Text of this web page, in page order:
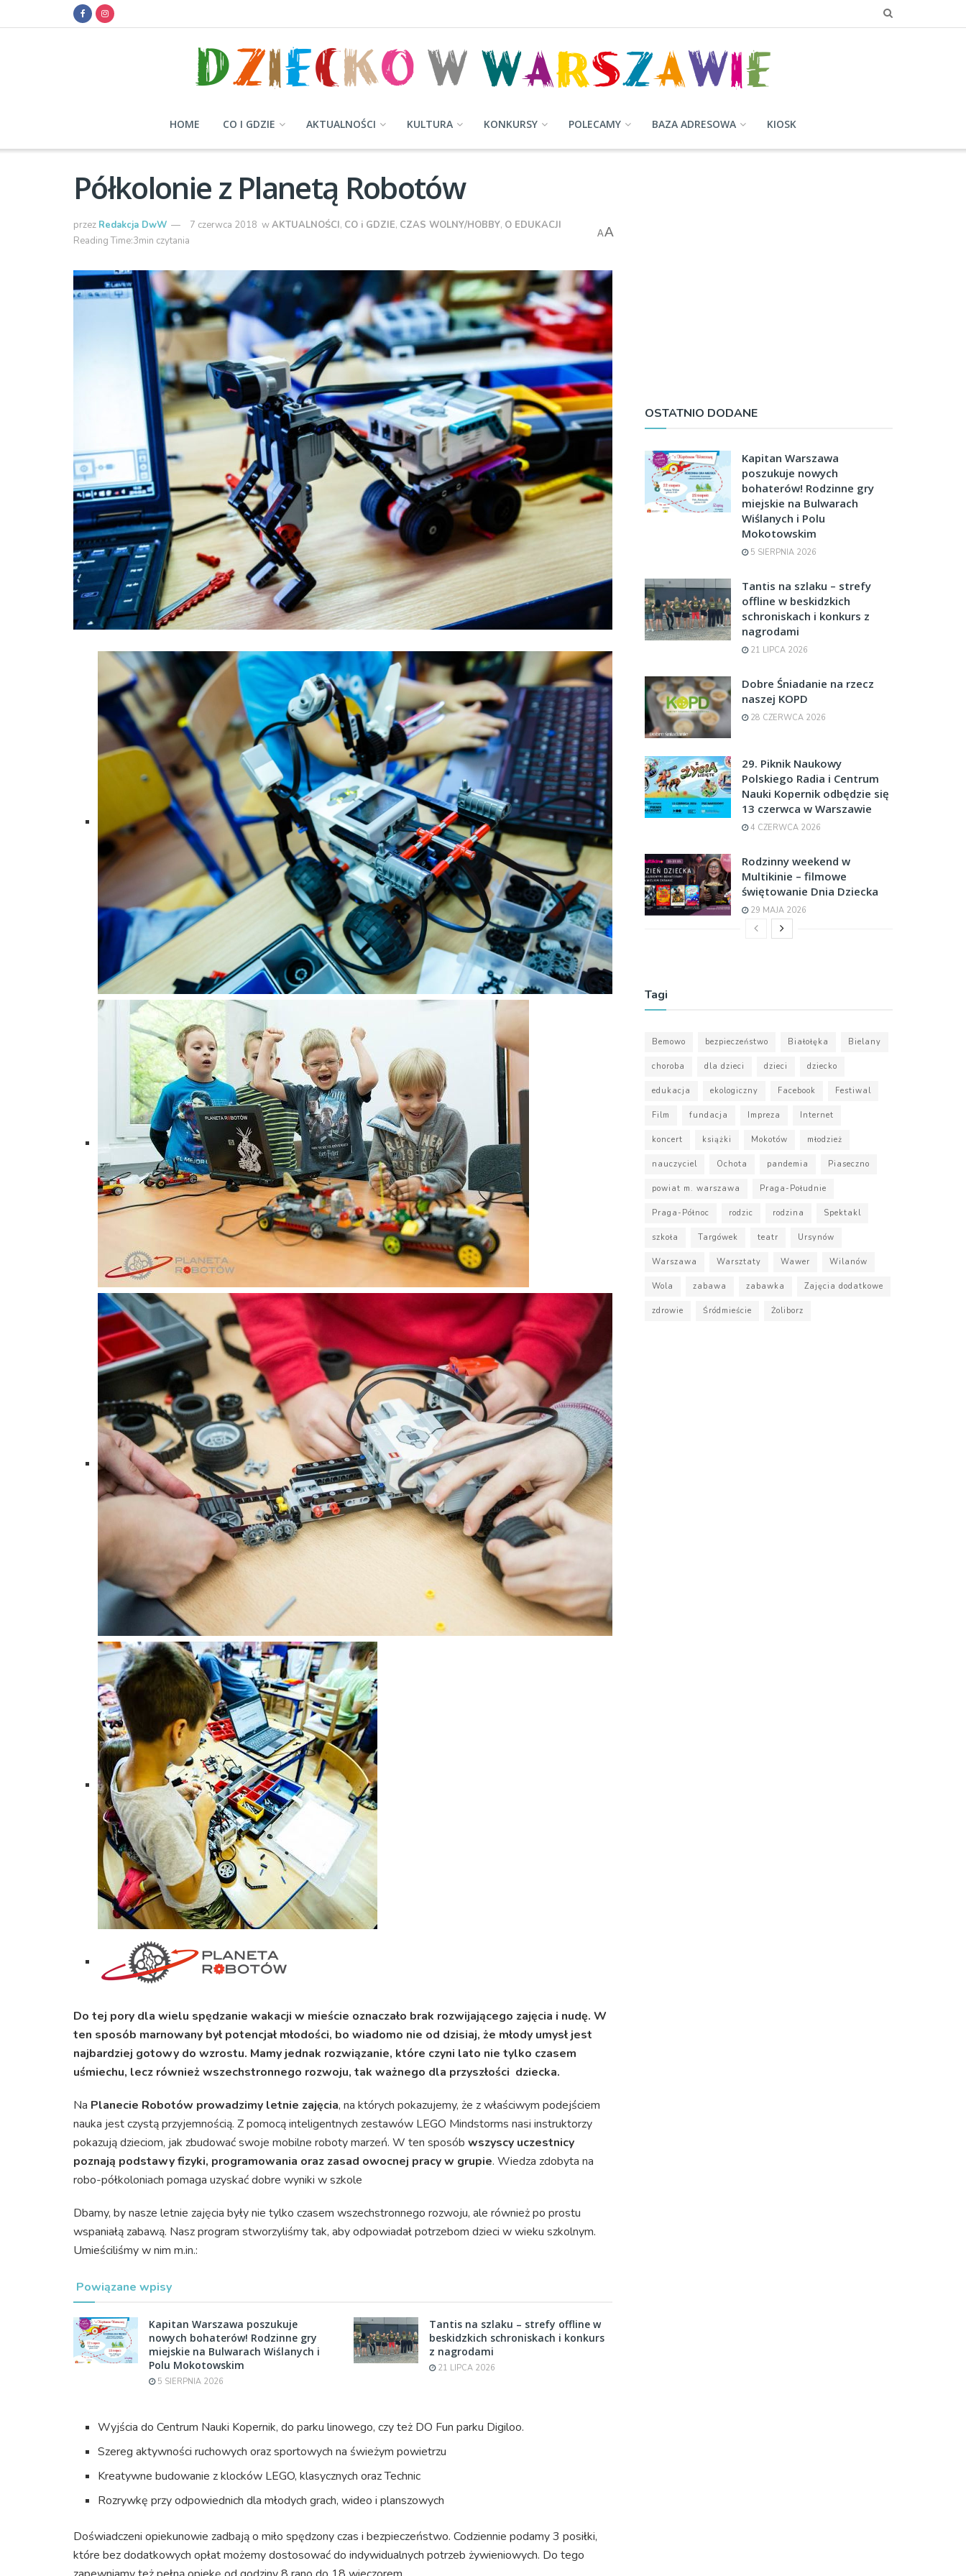
HOME CO I GDZIE AKTUALNOŚCI KULTURA KONKURSY POLECAMY BAZA ADRESOWA KIOSK
Półkolonie z Planetą Robotów
przez Redakcja DwW 7 czerwca 2018 wAKTUALNOŚCI, CO i GDZIE, CZAS WOLNY/HOBBY, O EDUKACJI
Reading Time:3min czytania
AA
Do tej pory dla wielu spędzanie wakacji w mieście oznaczało brak rozwijającego zajęcia i nudę. W
ten sposób marnowany był potencjał młodości, bo wiadomo nie od dzisiaj, że młody umysł jest
najbardziej gotowy do wzrostu. Mamy jednak rozwiązanie, które czyni lato nie tylko czasem
uśmiechu, lecz również wszechstronnego rozwoju, tak ważnego dla przyszłości dziecka.
Na Planecie Robotów prowadzimy letnie zajęcia, na których pokazujemy, że z właściwym podejściem
nauka jest czystą przyjemnością. Z pomocą inteligentnych zestawów LEGO Mindstorms nasi instruktorzy
pokazują dzieciom, jak zbudować swoje mobilne roboty marzeń. W ten sposób wszyscy uczestnicy
poznają podstawy fizyki, programowania oraz zasad owocnej pracy w grupie. Wiedza zdobyta na
robo-półkoloniach pomaga uzyskać dobre wyniki w szkole
Dbamy, by nasze letnie zajęcia były nie tylko czasem wszechstronnego rozwoju, ale również po prostu
wspaniałą zabawą. Nasz program stworzyliśmy tak, aby odpowiadał potrzebom dzieci w wieku szkolnym.
Umieściliśmy w nim m.in.:
Powiązane wpisy
Kapitan Warszawa poszukuje
nowych bohaterów! Rodzinne gry
miejskie na Bulwarach Wiślanych i
Polu Mokotowskim
5 SIERPNIA 2026
Tantis na szlaku – strefy offline w
beskidzkich schroniskach i konkurs
z nagrodami
21 LIPCA 2026
Wyjścia do Centrum Nauki Kopernik, do parku linowego, czy też DO Fun parku Digiloo.
Szereg aktywności ruchowych oraz sportowych na świeżym powietrzu
Kreatywne budowanie z klocków LEGO, klasycznych oraz Technic
Rozrywkę przy odpowiednich dla młodych grach, wideo i planszowych
Doświadczeni opiekunowie zadbają o miło spędzony czas i bezpieczeństwo. Codziennie podamy 3 posiłki,
które bez dodatkowych opłat możemy dostosować do indywidualnych potrzeb żywieniowych. Do tego
OSTATNIO DODANE
Kapitan Warszawa
poszukuje nowych
bohaterów! Rodzinne gry
miejskie na Bulwarach
Wiślanych i Polu
Mokotowskim
5 SIERPNIA 2026
Tantis na szlaku – strefy
offline w beskidzkich
schroniskach i konkurs z
nagrodami
21 LIPCA 2026
Dobre Śniadanie na rzecz
naszej KOPD
28 CZERWCA 2026
29. Piknik Naukowy
Polskiego Radia i Centrum
Nauki Kopernik odbędzie się
13 czerwca w Warszawie
4 CZERWCA 2026
Rodzinny weekend w
Multikinie – filmowe
świętowanie Dnia Dziecka
29 MAJA 2026
Tagi
Bemowo bezpieczeństwo Białołęka Bielany
choroba dla dzieci dzieci dziecko
edukacja ekologiczny Facebook Festiwal
Film fundacja Impreza Internet
koncert książki Mokotów młodzież
nauczyciel Ochota pandemia Piaseczno
powiat m. warszawa Praga-Południe
Praga-Północ rodzic rodzina Spektakl
szkoła Targówek teatr Ursynów
Warszawa Warsztaty Wawer Wilanów
Wola zabawa zabawka Zajęcia dodatkowe
zdrowie Śródmieście Żoliborz